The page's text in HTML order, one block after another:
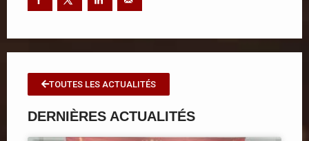
TOUTES LES ACTUALITÉS
DERNIÈRES ACTUALITÉS